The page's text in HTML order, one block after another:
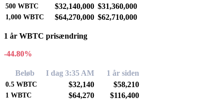
500 WBTC $32,140,000 $31,360,000
1,000 WBTC $64,270,000 $62,710,000
1 år WBTC prisændring
-44.80%
Beløb I dag 3:35 AM 1 år siden
0.5 WBTC $32,140 $58,210
1 WBTC $64,270 $116,400